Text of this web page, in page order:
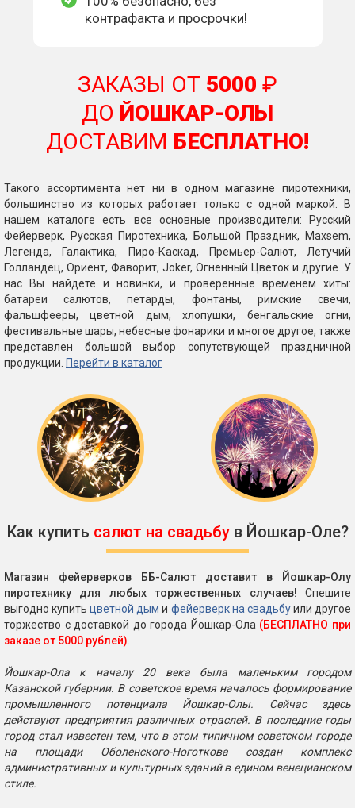
контрафакта и просрочки!
ЗАКАЗЫ ОТ 5000 ₽
ДО ЙОШКАР-ОЛЫ
ДОСТАВИМ БЕСПЛАТНО!
Такого ассортимента нет ни в одном магазине пиротехники,
большинство из которых работает только с одной маркой. В
нашем каталоге есть все основные производители: Русский
Фейерверк, Русская Пиротехника, Большой Праздник, Maxsem,
Легенда, Галактика, Пиро-Каскад, Премьер-Салют, Летучий
Голландец, Ориент, Фаворит, Joker, Огненный Цветок и другие. У
нас Вы найдете и новинки, и проверенные временем хиты:
батареи салютов, петарды, фонтаны, римские свечи,
фальшфееры, цветной дым, хлопушки, бенгальские огни,
фестивальные шары, небесные фонарики и многое другое, также
представлен большой выбор сопутствующей праздничной
продукции. Перейти в каталог
Как купить салют на свадьбув Йошкар-Оле?
Магазин фейерверков ББ-Салют доставит в Йошкар-Олу
пиротехнику для любых торжественных случаев! Спешите
выгодно купитьцветной дым и фейерверк на свадьбуили другое
торжество с доставкой до города Йошкар-Ола (БЕСПЛАТНО при
заказе от 5000 рублей).
Йошкар-Ола к началу 20 века была маленьким городом
Казанской губернии. В советское время началось формирование
промышленного потенциала Йошкар-Олы. Сейчас здесь
действуют предприятия различных отраслей. В последние годы
город стал известен тем, что в этом типичном советском городе
на площади Оболенского-Ноготкова создан комплекс
административных и культурных зданий в едином венецианском
стиле.